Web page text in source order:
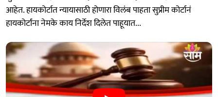
आहेत. हायकोर्टात न्यायासाठी होणारा विलंब पाहता सुप्रीम कोर्टानं
हायकोर्टांना नेमके काय निर्देश दिलेत पाहूयात...